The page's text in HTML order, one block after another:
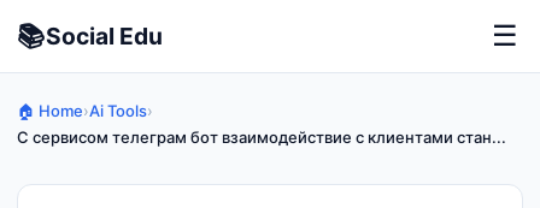
📚Social Edu ☰
🏠 Home›Ai Tools›
С сервисом телеграм бот взаимодействие с клиентами стан...